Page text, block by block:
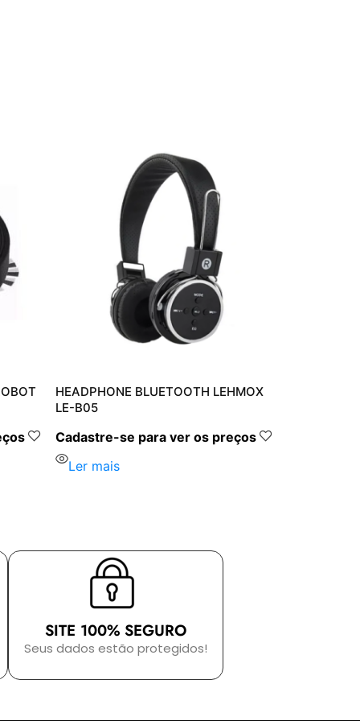
HEADPHONE BLUETOOTH LEHMOX
LE-B05
Cadastre-se para ver os preços
Ler mais
SITE 100% SEGURO
Seus dados estão protegidos!